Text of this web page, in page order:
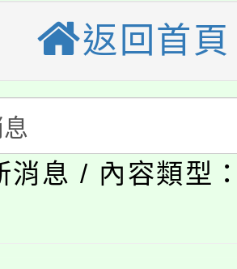
迎學生輔導中心
生報名參加。
校園短影音徵
簡章及活動海報
名參加。
115學年度學生
市補助參觀特色
動實施計畫」
度「教育部表揚
推展貢獻獎」
校115學年度第
)教師甄選結果(
金融保險知識
返回首頁
息 / 內容類型